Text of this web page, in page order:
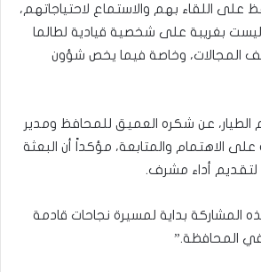
على اللقاء بهم والاستماع لاحتياجاتهم،
ليست بغريبة على شخصية قيادية لطالما
المجالات، وخاصة فيما يخص شؤون
الطيار، عن شكره العميق للمحافظ ومدير
الاهتمام والمتابعة، مؤكداً أن البعثة
أداء مشرف.
المشاركة بداية لمسيرة نجاحات قادمة
المحافظة.”